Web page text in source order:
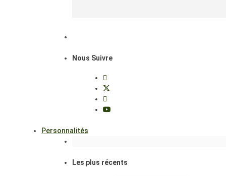
Nous Suivre
Personnalités
Les plus récents